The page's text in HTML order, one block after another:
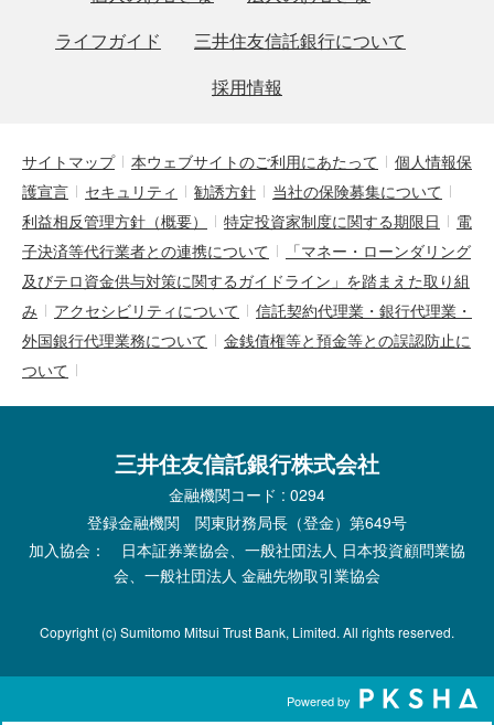
ライフガイド
三井住友信託銀行について
採用情報
サイトマップ 本ウェブサイトのご利用にあたって
個人情報保
護宣言
セキュリティ 勧誘方針
当社の保険募集について
利益相反管理方針（概要）
特定投資家制度に関する期限日
電
子決済等代行業者との連携について
「マネー・ローンダリング
及びテロ資金供与対策に関するガイドライン」を踏まえた取り組
み
アクセシビリティについて
信託契約代理業・銀行代理業・
外国銀行代理業務について
金銭債権等と預金等との誤認防止に
ついて
三井住友信託銀行株式会社
金融機関コード : 0294
登録金融機関 関東財務局長（登金）第649号
加入協会： 日本証券業協会、一般社団法人 日本投資顧問業協
会、一般社団法人 金融先物取引業協会
Copyright (c) Sumitomo Mitsui Trust Bank, Limited. All rights reserved.
Powered by